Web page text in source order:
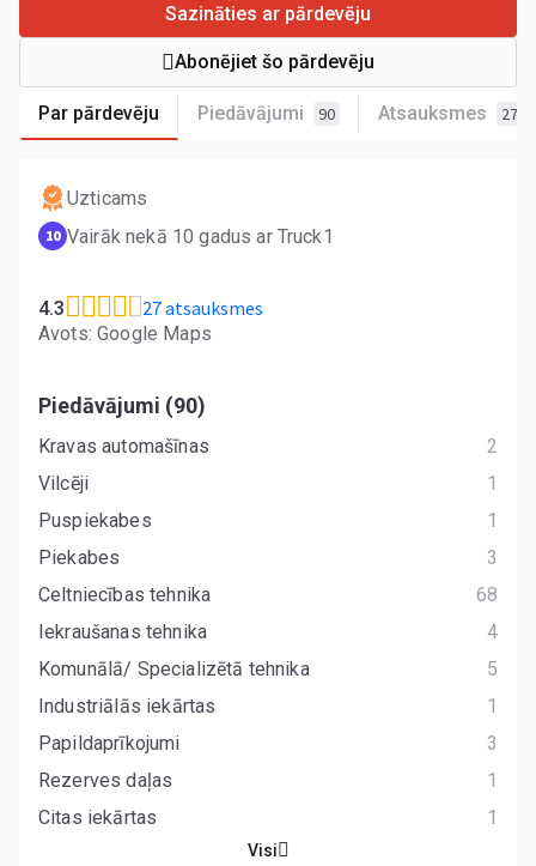
Par pārdevēju Piedāvājumi 90 Atsauksmes 27
Sazināties ar pārdevēju
Abonējiet šo pārdevēju
Uzticams
10 Vairāk nekā 10 gadus ar Truck1
4.3 27 atsauksmes
Avots: Google Maps
Piedāvājumi (90)
Kravas automašīnas
2
Vilcēji
1
Puspiekabes
1
Piekabes
3
Celtniecības tehnika
68
Iekraušanas tehnika
4
Komunālā/ Specializētā tehnika
5
Industriālās iekārtas
1
Papildaprīkojumi
3
Rezerves daļas
1
Citas iekārtas
1
Visi